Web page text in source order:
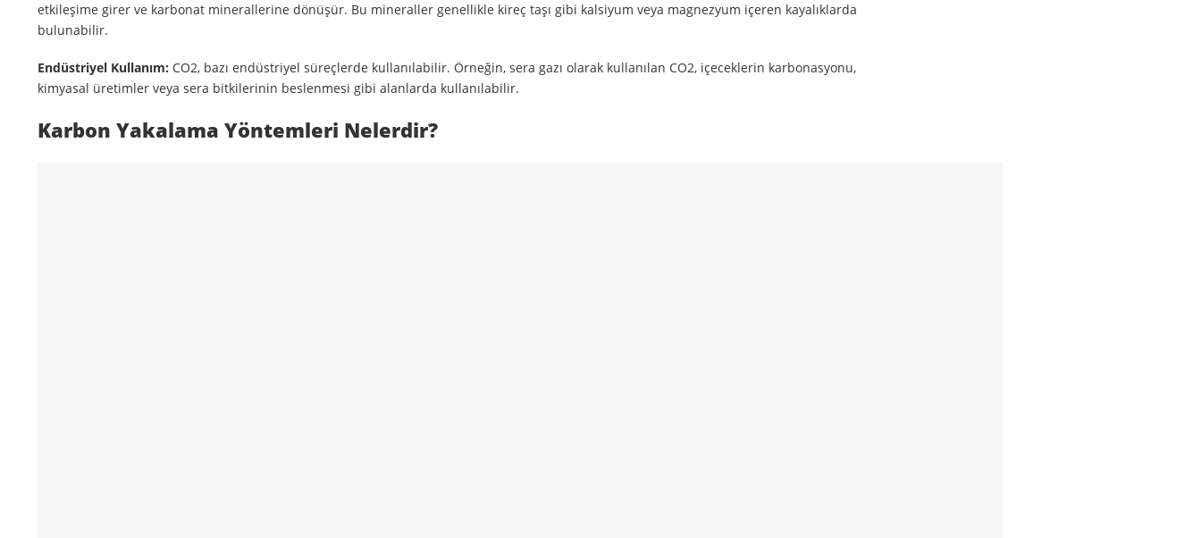
etkileşime girer ve karbonat minerallerine dönüşür. Bu mineraller genellikle kireç taşı gibi kalsiyum veya magnezyum içeren kayalıklarda
bulunabilir.
Endüstriyel Kullanım: CO2, bazı endüstriyel süreçlerde kullanılabilir. Örneğin, sera gazı olarak kullanılan CO2, içeceklerin karbonasyonu,
kimyasal üretimler veya sera bitkilerinin beslenmesi gibi alanlarda kullanılabilir.
Karbon Yakalama Yöntemleri Nelerdir?